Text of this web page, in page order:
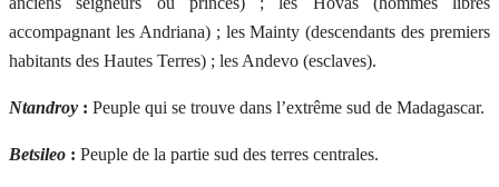
accompagnant les Andriana) ; les Mainty (descendants des premiers
habitants des Hautes Terres) ; les Andevo (esclaves).
Ntandroy : Peuple qui se trouve dans l’extrême sud de Madagascar.
Betsileo : Peuple de la partie sud des terres centrales.